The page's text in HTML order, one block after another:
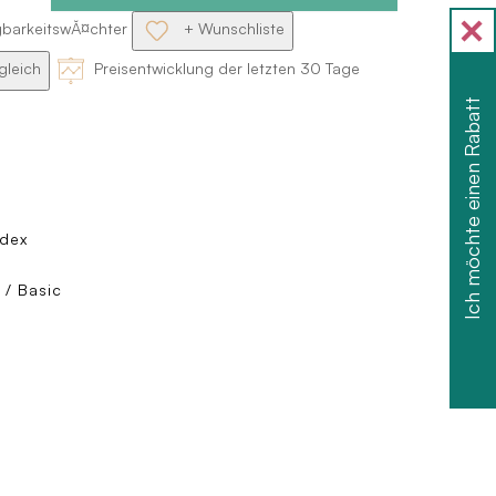
+ Wunschliste
Preisentwicklung der letzten 30 Tage
/ Basic Ich möchte einen Rabatt